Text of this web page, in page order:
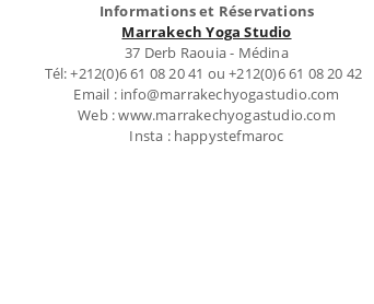
Informations et Réservations
Marrakech Yoga Studio
37 Derb Raouia - Médina
Tél: +212(0)6 61 08 20 41 ou +212(0)6 61 08 20 42
Email : info@marrakechyogastudio.com
Web : www.marrakechyogastudio.com
Insta : happystefmaroc